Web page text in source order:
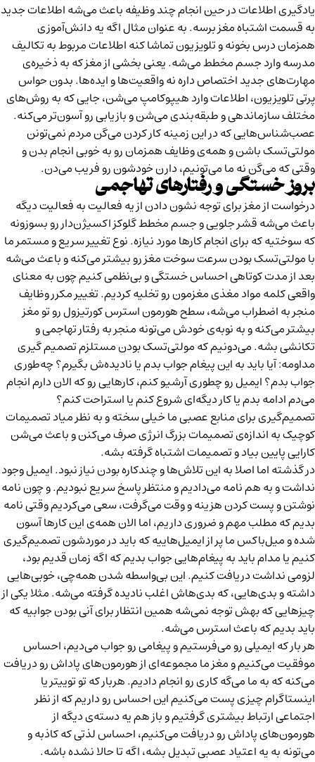
یادگیری اطلاعات در حین انجام چند وظیفه باعث می‌شه اطلاعات جدید
به قسمت اشتباه مغز برسه. به عنوان مثال اگه یه دانش‌آموزی
همزمان درس بخونه و تلویزیون تماشا کنه اطلاعات مربوط به تکالیف
مدرسه واردجسم مخططمی‌شه. یعنی بخشی از مغز که به ذخیره‌ی
مهارت‌های جدید اختصاص داره نه واقعیت‌ها و ایده‌ها. بدون حواس
پرتی تلویزیون، اطلاعات وارد هیپوکامپ می‌شن، جایی که به روش‌های
مختلف سازماندهی و طبقه‌بندی می‌شن و بازیابی رو آسون‌تر می‌کنه.
عصب‌شناس‌هایی که در این زمینه کار کردن می‌گن مردم نمی‌تونن
مولتی‌تسک باشن و همه‌ی وظایف همزمان رو به خوبی انجام بدن و
وقتی که می‌گن نه ما می‌تونیم، دارن خودشون رو فریب می‌دن.
بروز خستگی و رفتارهای تهاجمی
درخواست از مغز برای توجه نشون دادن از یه فعالیت به فعالیت دیگه
باعث می‌شه قشر جلویی و جسم مخطط گلوکز اکسیژن‌دار رو بسوزونه
که سوختیه که برای انجام کارها مورد نیازه. نوع تغییر سریع و مستمر ما
با مولتی‌تسک بودن سرعت سوخت مغز رو بیشتر می‌کنه و باعث می‌شه
بعد از مدت کوتاهی احساس خستگی و بی‌نظمی کنیم چون به معنای
واقعی کلمه مواد مغذی مغزمون رو تخلیه کردیم. تغییر مکرر وظایف
منجر به اضطراب می‌شه، سطح هورمون استرس کورتیزول رو تو مغز
بیشتر می‌کنه و به نوبه‌ی خودش می‌تونه منجر به رفتار تهاجمی و
تکانشی بشه. می‌دونیم که مولتی‌تسک بودن مستلزم تصمیم گیری
مداومه: آیا باید به این پیغام جواب بدم یا نادیده‌ش بگیرم؟ چه‌طوری
جواب بدم؟ ایمیل رو چطوری آرشیو کنم، کارهایی رو که الان دارم انجام
می‌دم ادامه بدم یا کار دیگه‌ای شروع کنم یا استراحت کنم؟
تصمیم‌گیری برای منابع عصبی ما خیلی سخته و به نظر میاد تصمیمات
کوچیک به اندازه‌ی تصمیمات بزرگ انرژی صرف می‌کنن و باعث می‌شن
کارایی پایین بیاد و تصمیمات اشتباه گرفته بشه.
در گذشته اما اصلا به این تلاش‌ها و چندکاره بودن نیاز نبود. ایمیل وجود
نداشت و به هم نامه می‌دادیم و منتظر پاسخ سریع نبودیم. و چون نامه
نوشتن و پست کردن هزینه و وقت می‌گرفت، سعی می‌کردیم وقتی نامه
بدیم که مطلب مهم و ضروری داریم، اما الان همه‌ی این کارها آسون
شده و میل‌باکس ما پر از ایمیل‌هاییه که باید در موردشون تصمیم‌گیری
کنیم یا مدام باید به پیغام‌هایی جواب بدیم که اگه زمان قدیم بود،
لزومی نداشت دریافت کنیم. این بی‌واسطه شدن همه‌چی، خوبی‌هایی
داشته و بدی‌هایی، که بدی‌هاش اغلب نادیده گرفته می‌شه. مثلا یکی از
چیزهایی که بهش توجه نمی‌شه همین انتظار برای آنی بودن جوابیه که
باید بدیم که باعث استرس می‌شه.
هر بار که ایمیلی رو می‌فرستیم و پیغامی رو جواب می‌دیم، احساس
موفقیت می‌کنیم و مغز ما مجموعه‌ای از هورمون‌های پاداش رو دریافت
می‌کنه که به ما می‌گه کاری رو انجام دادیم. هربار که تو توییتر یا
اینستاگرام چیزی پست می‌کنیم این احساس رو داریم که از نظر
اجتماعی ارتباط بیشتری گرفتیم و باز هم یه دسته‌ی دیگه از
هورمون‌های پاداش رو دریافت می‌کنیم، احساس لذتی که کاذبه و
می‌تونه به یه اعتیاد عصبی تبدیل بشه، اگه تا حالا نشده باشه.